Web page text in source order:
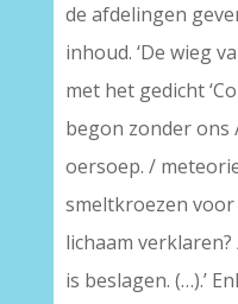
de afdelingen
inhoud. ‘De wieg
met het gedicht
begon zonder
oersoep. /
smeltkroezen
lichaam
is beslagen. (…).’